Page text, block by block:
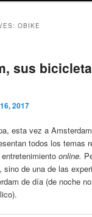
OBIKE
sus
2017
esta vez a
todos los temas
online.
sino de una de las
de día (de noche